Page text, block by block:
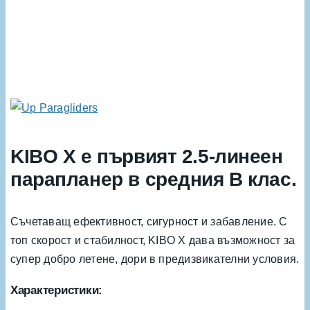
KIBO X е първият 2.5-линеен
парапланер в средния B клас.
Съчетаващ ефективност, сигурност и забавление. С
топ скорост и стабилност, KIBO X дава възможност за
супер добро летене, дори в предизвикателни условия.
Характеристики: